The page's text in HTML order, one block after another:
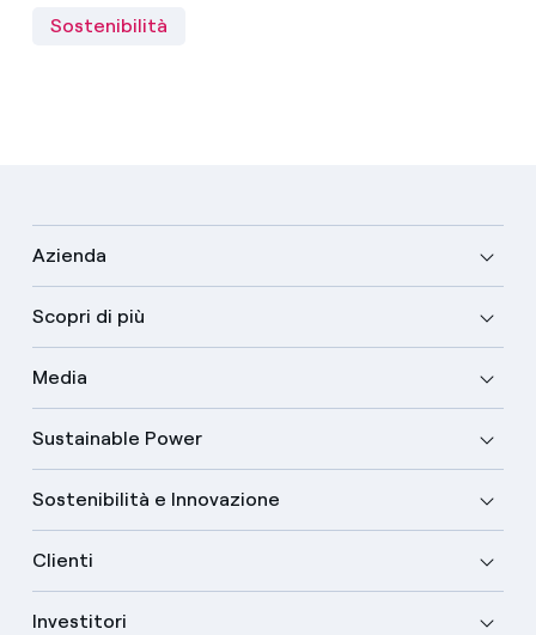
Sostenibilità
Azienda
Scopri di più
Media
Sustainable Power
Sostenibilità e Innovazione
Clienti
Investitori